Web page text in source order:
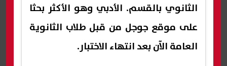
الثانوي بالقسم. الأدبي وهو الأكثر بحثا
على موقع جوجل من قبل طلاب الثانوية
العامة الآن بعد انتهاء الاختبار.